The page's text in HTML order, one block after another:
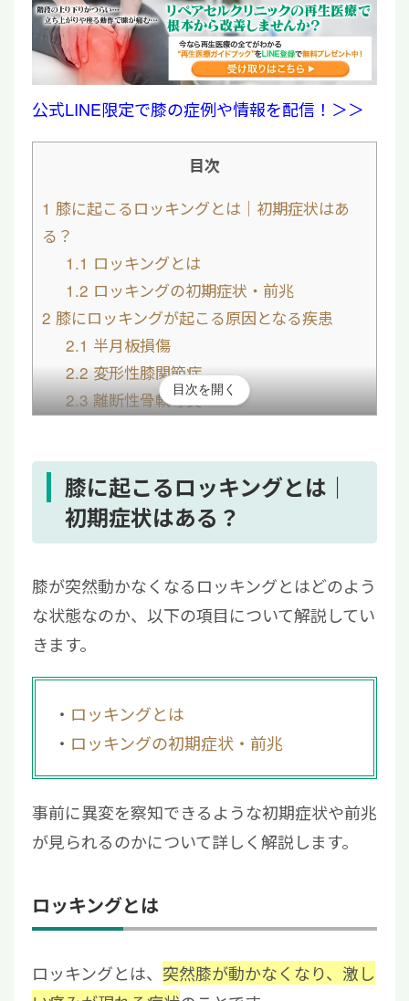
公式LINE限定で膝の症例や情報を配信！＞＞
目次
1 膝に起こるロッキングとは｜初期症状はあ
る？
1.1 ロッキングとは
1.2 ロッキングの初期症状・前兆
2 膝にロッキングが起こる原因となる疾患
2.1 半月板損傷
2.2変形性膝関節症
2.3離断性骨軟骨炎
膝のロッキングに関するよくある質問
4.1ロッキングはすぐに治る？
5膝のロッキングを治すには原因となる疾患の
特定・治療が重要
目次を開く
膝に起こるロッキングとは｜
初期症状はある？
膝が突然動かなくなるロッキングとはどのよう
な状態なのか、以下の項目について解説してい
きます。
ロッキングとは
ロッキングの初期症状・前兆
事前に異変を察知できるような初期症状や前兆
が見られるのかについて詳しく解説します。
ロッキングとは
ロッキングとは、 突然膝が動かなくなり、激し